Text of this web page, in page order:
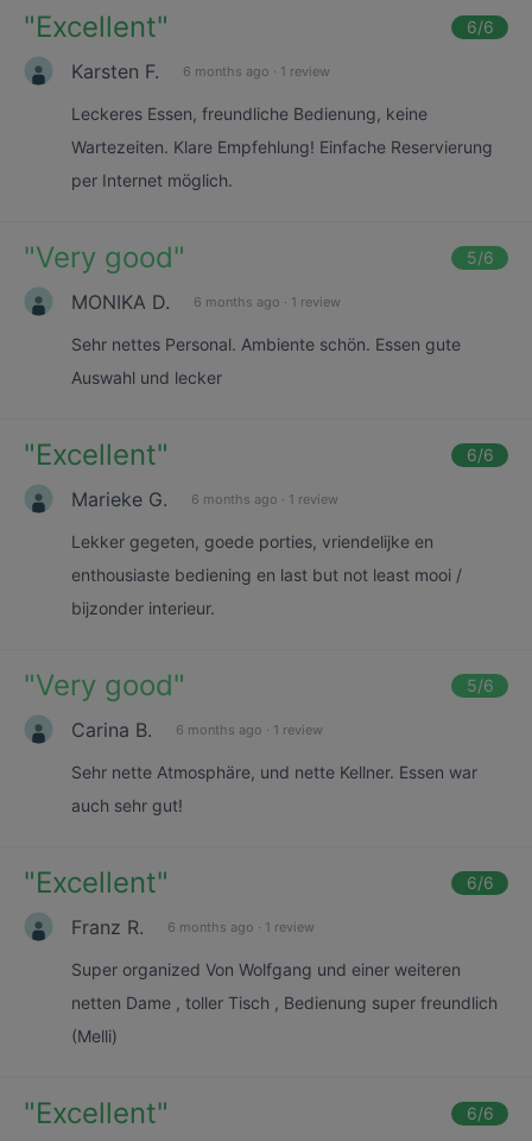
"Excellent" 6/6
Karsten F. 6 months ago · 1 review
Leckeres Essen, freundliche Bedienung, keine
Wartezeiten. Klare Empfehlung! Einfache Reservierung
per Internet möglich.
"Very good" 5/6
MONIKA D. 6 months ago · 1 review
Sehr nettes Personal. Ambiente schön. Essen gute
Auswahl und lecker
"Excellent" 6/6
Marieke G. 6 months ago · 1 review
Lekker gegeten, goede porties, vriendelijke en
enthousiaste bediening en last but not least mooi /
bijzonder interieur.
"Very good" 5/6
Carina B. 6 months ago · 1 review
Sehr nette Atmosphäre, und nette Kellner. Essen war
auch sehr gut!
"Excellent" 6/6
Franz R. 6 months ago · 1 review
Super organized Von Wolfgang und einer weiteren
netten Dame , toller Tisch , Bedienung super freundlich
(Melli)
"Excellent" 6/6